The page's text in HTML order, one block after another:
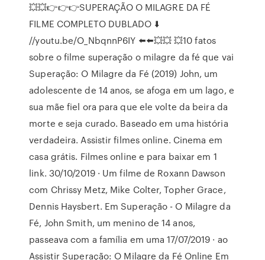
💥💥👉👉👉SUPERAÇÃO O MILAGRE DA FÉ
FILME COMPLETO DUBLADO ⬇️
//youtu.be/O_NbqnnP6IY ⬅️⬅️💥💥 💥10 fatos
sobre o filme superação o milagre da fé que vai
Superação: O Milagre da Fé (2019) John, um
adolescente de 14 anos, se afoga em um lago, e
sua mãe fiel ora para que ele volte da beira da
morte e seja curado. Baseado em uma história
verdadeira. Assistir filmes online. Cinema em
casa grátis. Filmes online e para baixar em 1
link. 30/10/2019 · Um filme de Roxann Dawson
com Chrissy Metz, Mike Colter, Topher Grace,
Dennis Haysbert. Em Superação - O Milagre da
Fé, John Smith, um menino de 14 anos,
passeava com a família em uma 17/07/2019 · ao
Assistir Superação: O Milagre da Fé Online Em